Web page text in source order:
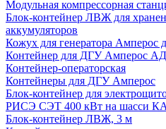
Модульная компрессорная
Блок-контейнер ЛВЖ для
аккумуляторов
Кожух для генератора Амперос
Контейнер для ДГУ Амперос
Контейнер-операторская
Контейнеры для ДГУ Амперос
Блок-контейнер для
РИСЭ СЭТ 400 кВт на шасси
Блок-контейнер ЛВЖ, 3 м